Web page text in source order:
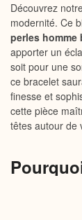
Découvrez
modernité. Ce
perles homme
apporter un
soit pour une
ce bracelet
finesse et
cette pièce
têtes autour de
Perles